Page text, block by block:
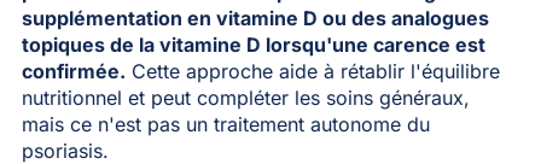
supplémentation en vitamine D ou des analogues
topiques de la vitamine D lorsqu'une carence est
confirmée. Cette approche aide à rétablir l'équilibre
nutritionnel et peut compléter les soins généraux,
mais ce n'est pas un traitement autonome du
psoriasis.